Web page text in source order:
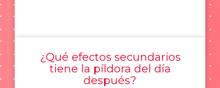
¿Qué efectos secundarios
tiene la píldora del día
después?